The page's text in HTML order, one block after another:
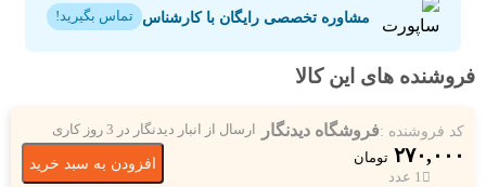
مشاوره تخصصی رایگان با کارشناس تماس بگیرید!
فروشنده های این کالا
کد فروشنده :فروشگاه دیدنگار ارسال از انبار دیدنگار در 3 روز کاری
۲۷۰,۰۰۰ تومان
1 عدد
افزودن به سبد خرید